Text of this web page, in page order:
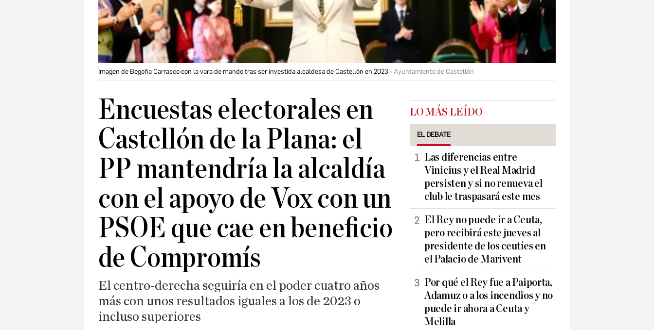
Imagen de Begoña Carrasco con la vara de mando tras ser investida alcaldesa de Castellón en 2023 Ayuntamiento de Castellón
Encuestas electorales en
Castellón de la Plana: el
PP mantendría la alcaldía
con el apoyo de Vox con un
PSOE que cae en beneficio
de Compromís
El centro-derecha seguiría en el poder cuatro años
más con unos resultados iguales a los de 2023 o
incluso superiores
LO MÁS LEÍDO
EL DEBATE
Las diferencias entre
Vinicius y el Real Madrid
persisten y si no renueva el
club le traspasará este mes
El Rey no puede ir a Ceuta,
pero recibirá este jueves al
presidente de los ceutíes en
el Palacio de Marivent
Por qué el Rey fue a Paiporta,
Adamuz o a los incendios y no
puede ir ahora a Ceuta y
Melilla